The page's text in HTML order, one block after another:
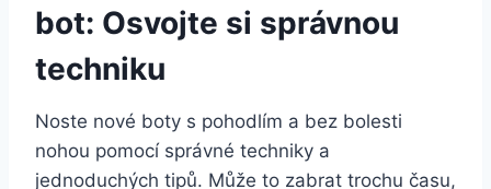
bot: Osvojte si ⁢správnou
techniku
Noste nové boty s‌ pohodlím a bez ‌bolesti
nohou pomocí​ správné techniky​ a
jednoduchých tipů. Může to zabrat trochu času,